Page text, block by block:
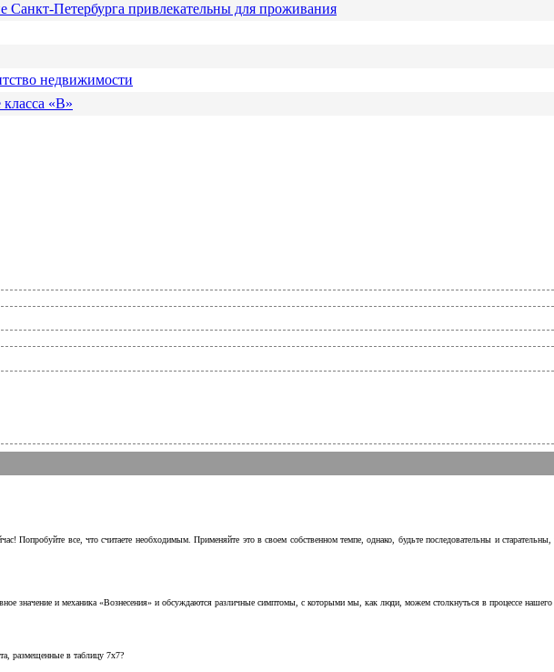
Санкт-Петербурга привлекательны для проживания
недвижимости
«В»
Попробуйте все, что считаете необходимым. Применяйте это в своем собственном темпе, однако, будьте последовательны и
значение и механика «Вознесения» и обсуждаются различные симптомы, с которыми мы, как люди, можем столкнуться в процессе
размещенные в таблицу 7х7?